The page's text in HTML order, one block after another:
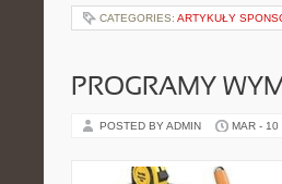
CATEGORIES: ARTYKUŁY
PROGRAMY
POSTED BY ADMIN MAR - 10